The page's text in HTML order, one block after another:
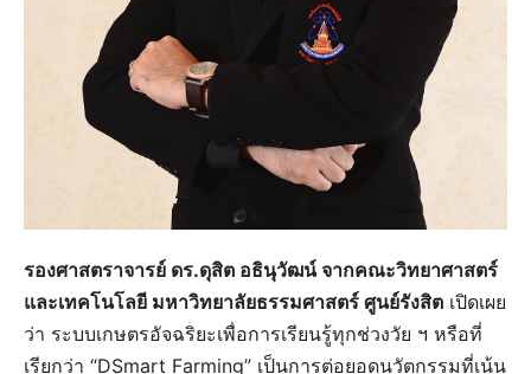
รองศาสตราจารย์ ดร.ดุสิต อธินุวัฒน์ จากคณะวิทยาศาสตร์
และเทคโนโลยี มหาวิทยาลัยธรรมศาสตร์ ศูนย์รังสิต เปิดเผย
ว่า ระบบเกษตรอัจฉริยะเพื่อการเรียนรู้ทุกช่วงวัย ฯ หรือที่
เรียกว่า “DSmart Farming” เป็นการต่อยอดนวัตกรรมที่เน้น